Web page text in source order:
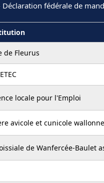
Déclaration fédérale de
de Fleurus
locale pour l'Emploi
avicole et cunicole wallonne
de Wanfercée-Baulet